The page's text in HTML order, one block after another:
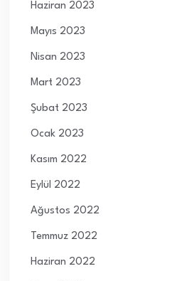
Haziran 2023
Mayıs 2023
Nisan 2023
Mart 2023
Şubat 2023
Ocak 2023
Kasım 2022
Eylül 2022
Ağustos 2022
Temmuz 2022
Haziran 2022